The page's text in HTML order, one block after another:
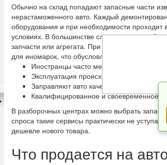
Обычно на склад попадают запасные части
нерастаможенного авто. Каждый
оборудования и при необходимости проходит
условиях. В большинстве случаев
запчасти или агрегата. При покупке
для иномарок, что обусловлено следующими
Иностранцы часто меняют машины,
Эксплуатация происходит на
Заправляют авто качественным топливом;
Квалифицированное и своевременное
В разборочных центрах можно выбрать
спроса такие сервисы практически не
дешевле нового товара.
Что продается на